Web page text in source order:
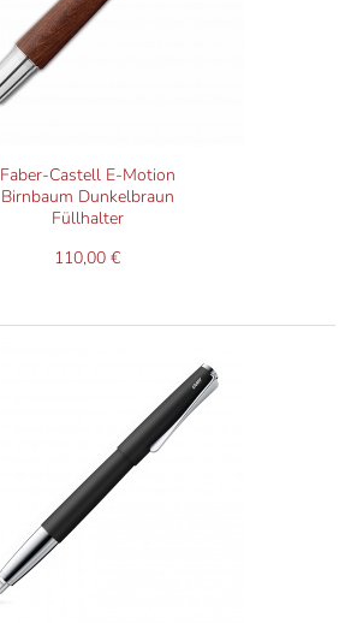
Faber-Castell E-Motion
Birnbaum Dunkelbraun
Füllhalter
110,00 €